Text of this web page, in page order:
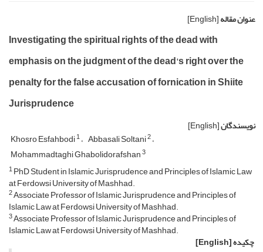
عنوان مقاله[English]
Investigating the spiritual rights of the dead with
emphasis on the judgment of the dead's right over the
penalty for the false accusation of fornication in Shiite
Jurisprudence
نویسندگان[English]
Khosro Esfahbodi1 Abbasali Soltani2
Mohammadtaghi Ghabolidorafshan3
1PhD Student in Islamic Jurisprudence and Principles of Islamic Law
at Ferdowsi University of Mashhad.
2Associate Professor of Islamic Jurisprudence and Principles of
Islamic Law at Ferdowsi University of Mashhad.
3Associate Professor of Islamic Jurisprudence and Principles of
Islamic Law at Ferdowsi University of Mashhad.
چکیده[English]